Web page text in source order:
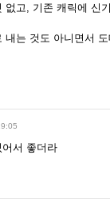
없고, 기존 캐릭에 신
내는 것도 아니면서
서 좋더라